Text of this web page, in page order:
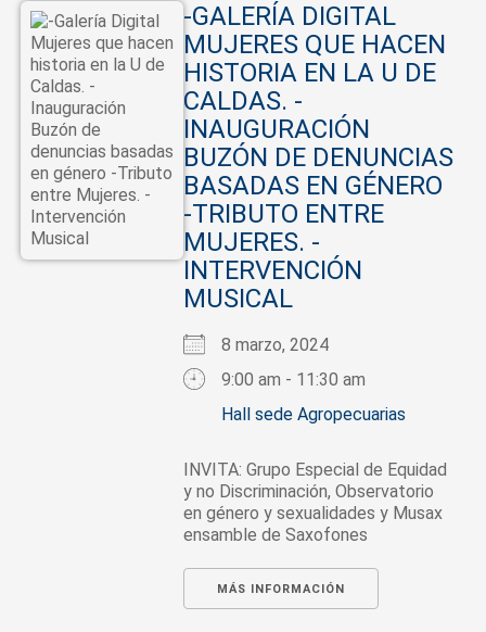
-GALERÍA DIGITAL
MUJERES QUE HACEN
HISTORIA EN LA U DE
CALDAS. -
INAUGURACIÓN
BUZÓN DE DENUNCIAS
BASADAS EN GÉNERO
-TRIBUTO ENTRE
MUJERES. -
INTERVENCIÓN
MUSICAL
8 marzo, 2024
9:00 am - 11:30 am
Hall sede Agropecuarias
INVITA: Grupo Especial de Equidad
y no Discriminación, Observatorio
en género y sexualidades y Musax
ensamble de Saxofones
MÁS INFORMACIÓN